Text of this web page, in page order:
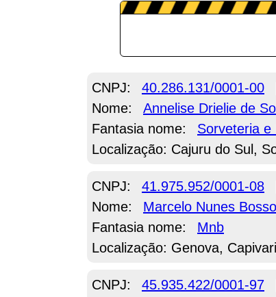
CNPJ: 40.286.131/0001-00
Nome:
Annelise Drielie de
Fantasia nome:
Sorveteria e
Localização: Cajuru do Sul,
CNPJ: 41.975.952/0001-08
Nome:
Marcelo Nunes
Fantasia nome:
Mnb
Localização: Genova,
CNPJ: 45.935.422/0001-97